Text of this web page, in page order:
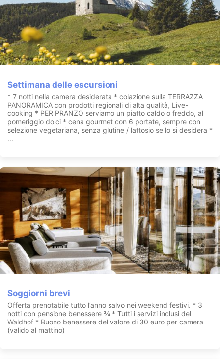
Settimana delle escursioni
* 7 notti nella camera desiderata * colazione sulla TERRAZZA
PANORAMICA con prodotti regionali di alta qualità, Live-
cooking * PER PRANZO serviamo un piatto caldo o freddo, al
pomeriggio dolci * cena gourmet con 6 portate, sempre con
selezione vegetariana, senza glutine / lattosio se lo si desidera *
...
Soggiorni brevi
Offerta prenotabile tutto l’anno salvo nei weekend festivi. * 3
notti con pensione benessere ¾ * Tutti i servizi inclusi del
Waldhof * Buono benessere del valore di 30 euro per camera
(valido al mattino)